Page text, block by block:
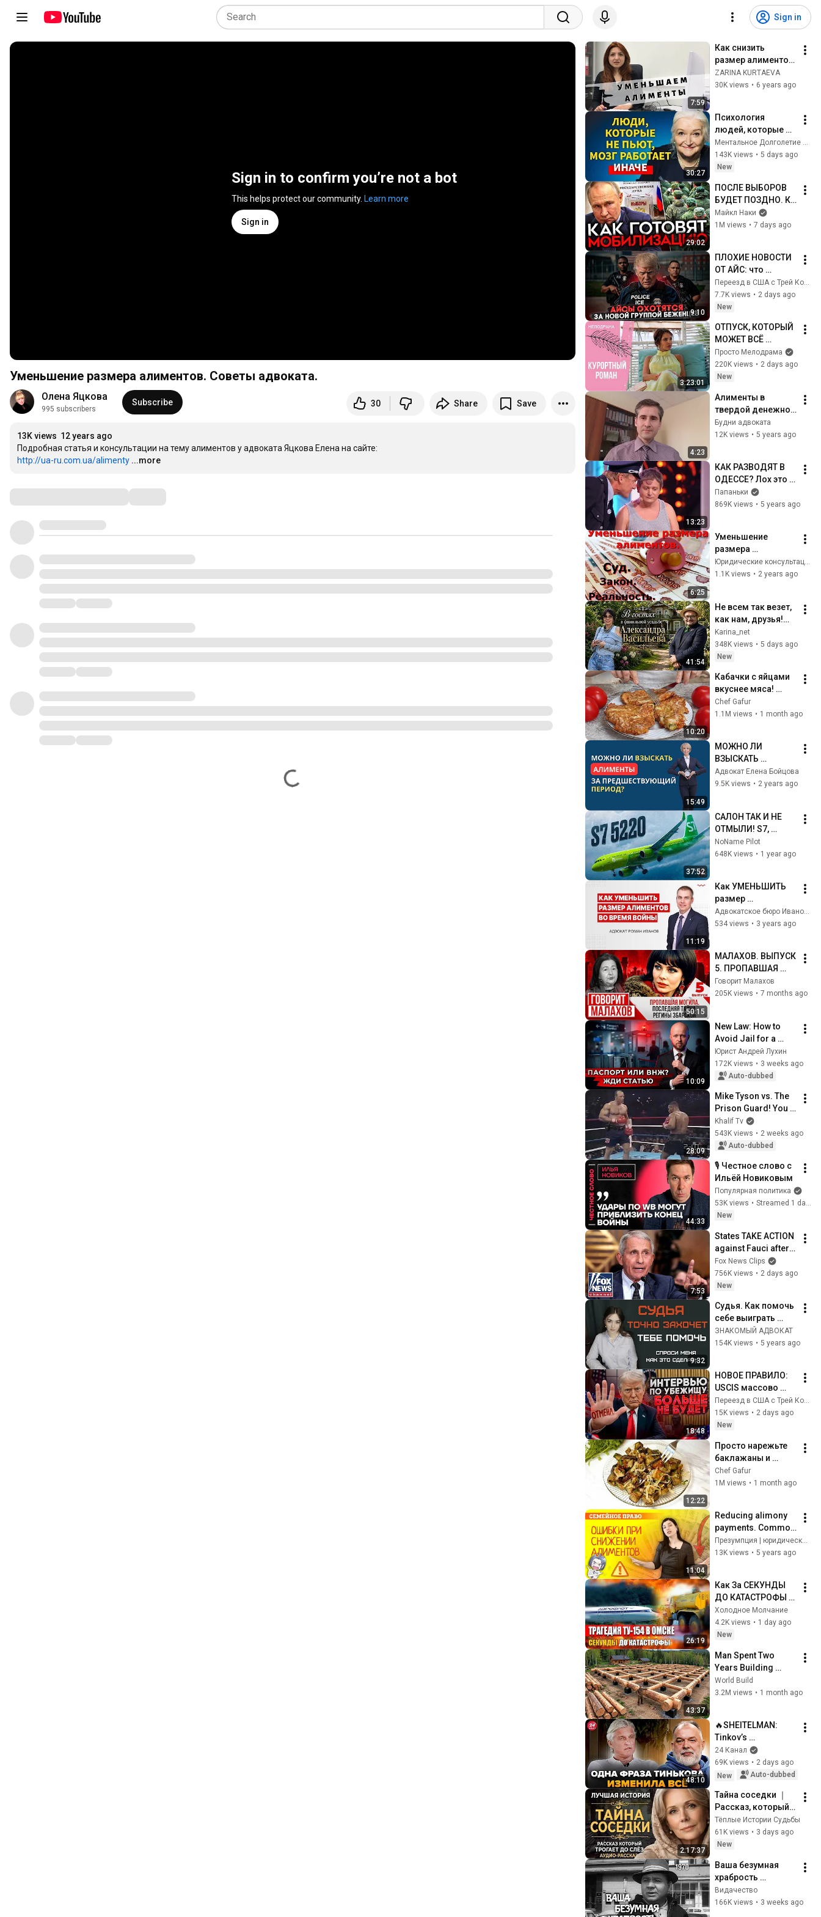
Sign in
Sign in to confirm you’re not a bot
This helps protect our community. Learn more
Sign in
Уменьшение размера алиментов. Советы адвоката.
Олена Яцкова
995 subscribers
Subscribe 30 Share Save
13K views 12 years ago
http://ua-ru.com.ua/alimenty ...more
7:59
Как снизить
размер алиментов
?
ZARINA KURTAEVA
30K views • 6 years ago
30:27
Психология
людей, которые НЕ
пьют алкоголь
(согласно
нейронауке) |
Черниговская
Ментальное Долголетие and 2 more
143K views • 5 days ago
New
29:02
ПОСЛЕ ВЫБОРОВ
БУДЕТ ПОЗДНО. К
мобилизации всё
готово
Майкл Наки
1M views • 7 days ago
9:10
ПЛОХИЕ НОВОСТИ
ОТ АЙС: что
изменилось в
июле-августе 2026
Переезд в США с Трей Консалтинг
7.7K views • 2 days ago
New
3:23:01
ОТПУСК, КОТОРЫЙ
МОЖЕТ ВСЁ
ИЗМЕНИТЬ!
Курортный роман.
Все серии
Просто Мелодрама
220K views • 2 days ago
New
4:23
Алименты в
твердой денежной
сумме. Самое
важное!
Будни адвоката
12K views • 5 years ago
13:23
КАК РАЗВОДЯТ В
ОДЕССЕ? Лох это
судьба | Cмешные
видео и лучшие
Папаньки
869K views • 5 years ago
6:25
Уменьшение
размера
алиментов.Суд,
Закон и
Юридические консультации от А до Я
1.1K views • 2 years ago
41:54
Не всем так везет,
как нам, друзья!
Мы в фамильном
поместье
Александра
.
Karina_net
348K views • 5 days ago
New
10:20
Кабачки с яйцами
вкуснее мяса!
Мало кто знает
секрет! Бабушка
Chef Gafur
1.1M views • 1 month ago
15:49
МОЖНО ЛИ
ВЗЫСКАТЬ
АЛИМЕНТЫ ЗА
ПРЕДШЕСТВУЮЩИ
Адвокат Елена Бойцова
9.5K views • 2 years ago
37:52
САЛОН ТАК И НЕ
ОТМЫЛИ! S7,
инцидент с
A321neo, рейс 5220,
NoName Pilot
648K views • 1 year ago
11:19
Как УМЕНЬШИТЬ
размер
АЛИМЕНТОВ во
время ВОЙНЫ:
Адвокатское бюро Иванова
534 views • 3 years ago
50:15
МАЛАХОВ. ВЫПУСК
5. ПРОПАВШАЯ
МОГИЛА.
ПОСЛЕДНЯЯ
Говорит Малахов
205K views • 7 months ago
10:09
New Law: How to
Avoid Jail for a
Second Passport or
Residence Permit
Юрист Андрей Лухин
172K views • 3 weeks ago
Auto-dubbed
28:09
Mike Tyson vs. The
Prison Guard! You
won't forget this…
Khalif Tv
543K views • 2 weeks ago
Auto-dubbed
44:33
🎙️ Честное слово с
Ильёй Новиковым
Популярная политика
53K views •
Streamed 1 day ago
New
7:53
States TAKE ACTION
against Fauci after
explosive Senate
hearing
Fox News Clips
756K views • 2 days ago
New
9:32
Судья. Как помочь
себе выиграть
судебный спор.
Лайфхак от
ЗНАКОМЫЙ АДВОКАТ
154K views • 5 years ago
18:48
НОВОЕ ПРАВИЛО:
USCIS массово
отменяет
интервью по
убежищу
Переезд в США с Трей Консалтинг
15K views • 2 days ago
New
12:22
Просто нарежьте
баклажаны и
добавьте 1 яйцо!
Минимум Масла!
мяса!
Chef Gafur
1M views • 1 month ago
11:04
Reducing alimony
payments. Common
mistakes payers
make when seeking
Презумпция | юридический канал
13K views • 5 years ago
26:19
Как За СЕКУНДЫ
ДО КАТАСТРОФЫ
Диспетчер
Погубил Рейс Из
Краснодара 11
Холодное Молчание
4.2K views • 1 day ago
New
43:37
Man Spent Two
Years Building
HUGE Wooden
House for his
@bjornbrenton
World Build
3.2M views • 1 month ago
48:10
🔥SHEITELMAN:
Tinkov’s
SENSATIONAL
admission BREAKS
the internet. Here is
was BOMBED
24 Канал
69K views • 2 days ago
New
Auto-dubbed
2:17:37
Тайна соседки ｜
Рассказ, который
трогает до
глубины души.
Очень сильная
рассказ.
Тёплые Истории Судьбы
61K views • 3 days ago
New
Ваша безумная
храбрость
(короткометражн
ый фильм, 1970)
Видачество
166K views • 3 weeks ago